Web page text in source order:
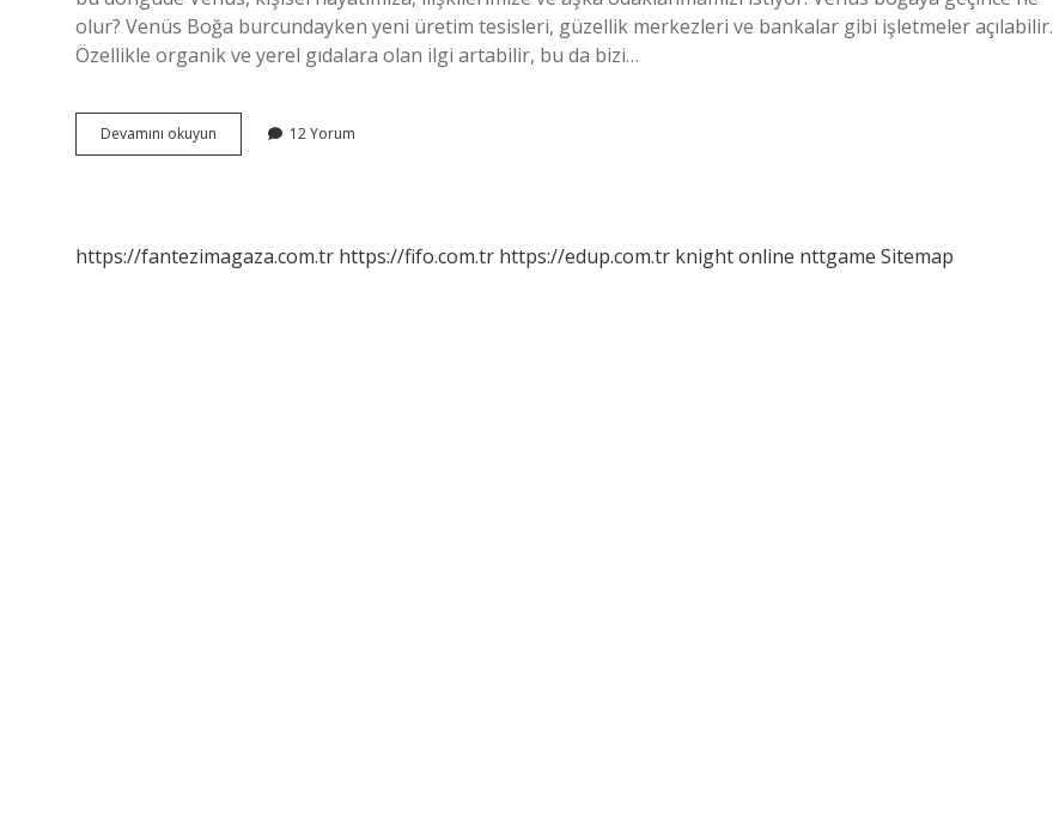
olur? Venüs Boğa burcundayken yeni üretim tesisleri, güzellik merkezleri ve bankalar gibi işletmeler açılabilir.
Özellikle organik ve yerel gıdalara olan ilgi artabilir, bu da bizi…
Devamını okuyun
Hangi
12 Yorum
https://fantezimagaza.com.tr https://fifo.com.tr https://edup.com.tr knight online nttgame Sitemap